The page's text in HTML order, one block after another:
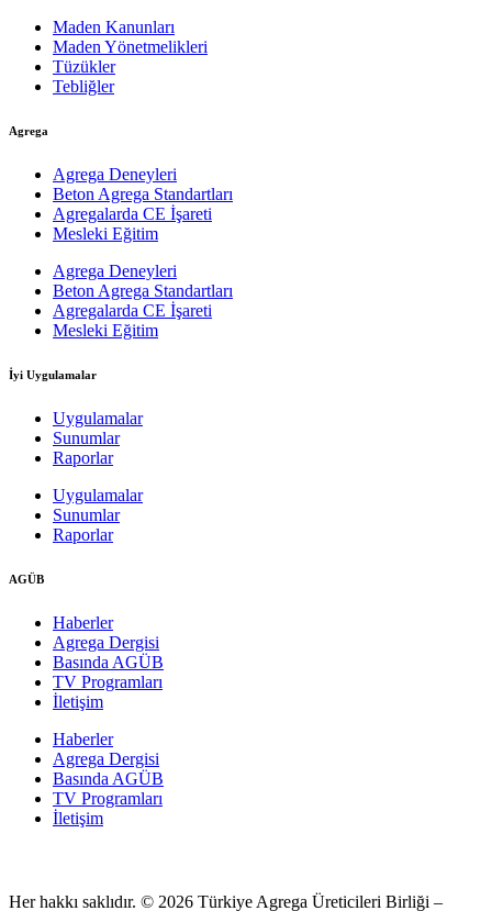
Maden Kanunları
Maden Yönetmelikleri
Tüzükler
Tebliğler
Agrega
Agrega Deneyleri
Beton Agrega Standartları
Agregalarda CE İşareti
Mesleki Eğitim
Agrega Deneyleri
Beton Agrega Standartları
Agregalarda CE İşareti
Mesleki Eğitim
İyi Uygulamalar
Uygulamalar
Sunumlar
Raporlar
Uygulamalar
Sunumlar
Raporlar
AGÜB
Haberler
Agrega Dergisi
Basında AGÜB
TV Programları
İletişim
Haberler
Agrega Dergisi
Basında AGÜB
TV Programları
İletişim
Her hakkı saklıdır. © 2026 Türkiye Agrega Üreticileri Birliği –